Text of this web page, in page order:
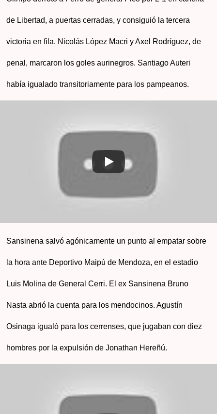
de Libertad, a puertas cerradas, y consiguió la tercera
victoria en fila. Nicolás López Macri y Axel Rodríguez, de
penal, marcaron los goles aurinegros. Santiago Auteri
había igualado transitoriamente para los pampeanos.
Sansinena salvó agónicamente un punto al empatar sobre
la hora ante Deportivo Maipú de Mendoza, en el estadio
Luis Molina de General Cerri. El ex Sansinena Bruno
Nasta abrió la cuenta para los mendocinos. Agustín
Osinaga igualó para los cerrenses, que jugaban con diez
hombres por la expulsión de Jonathan Hereñú.